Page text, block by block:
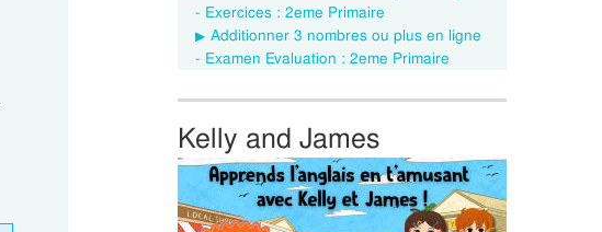
- Exercices : 2eme Primaire
Additionner 3 nombres ou plus en ligne
- Examen Evaluation : 2eme Primaire
Kelly and James